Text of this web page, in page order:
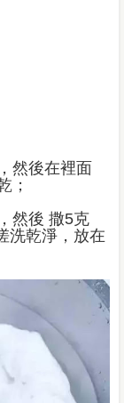
然後在裡面
；
然後 撒5克
洗乾淨，放在